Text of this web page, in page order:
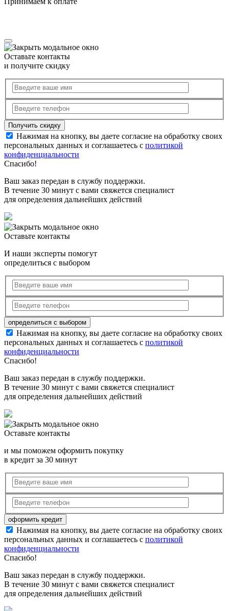
Оставьте контакты
и получите скидку
Нажимая на кнопку, вы даете согласие на обработку своих
персональных данных и соглашаетесь с политикой
конфиденциальности
Спасибо!
Ваш заказ передан в службу поддержки.
В течение 30 минут с вами свяжется специалист
для определения дальнейших действий
Оставьте контакты
И наши эксперты помогут
определиться с выбором
Нажимая на кнопку, вы даете согласие на обработку своих
персональных данных и соглашаетесь с политикой
конфиденциальности
Спасибо!
Ваш заказ передан в службу поддержки.
В течение 30 минут с вами свяжется специалист
для определения дальнейших действий
Оставьте контакты
и мы поможем оформить покупку
в кредит за 30 минут
Нажимая на кнопку, вы даете согласие на обработку своих
персональных данных и соглашаетесь с политикой
конфиденциальности
Спасибо!
Ваш заказ передан в службу поддержки.
В течение 30 минут с вами свяжется специалист
для определения дальнейших действий